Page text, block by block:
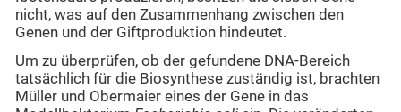
nicht, was auf den Zusammenhang zwischen den
Genen und der Giftproduktion hindeutet.
Um zu überprüfen, ob der gefundene DNA-Bereich
tatsächlich für die Biosynthese zuständig ist, brachten
Müller und Obermaier eines der Gene in das